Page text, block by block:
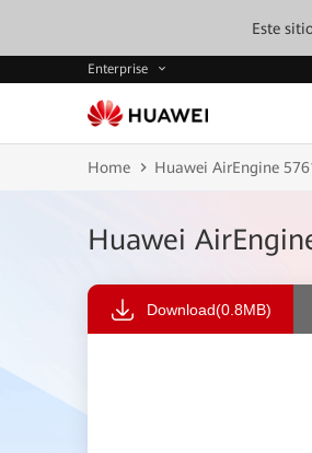
Este
Enterprise
Home Huawei AirEngine
Huawei
Download(0.8MB)